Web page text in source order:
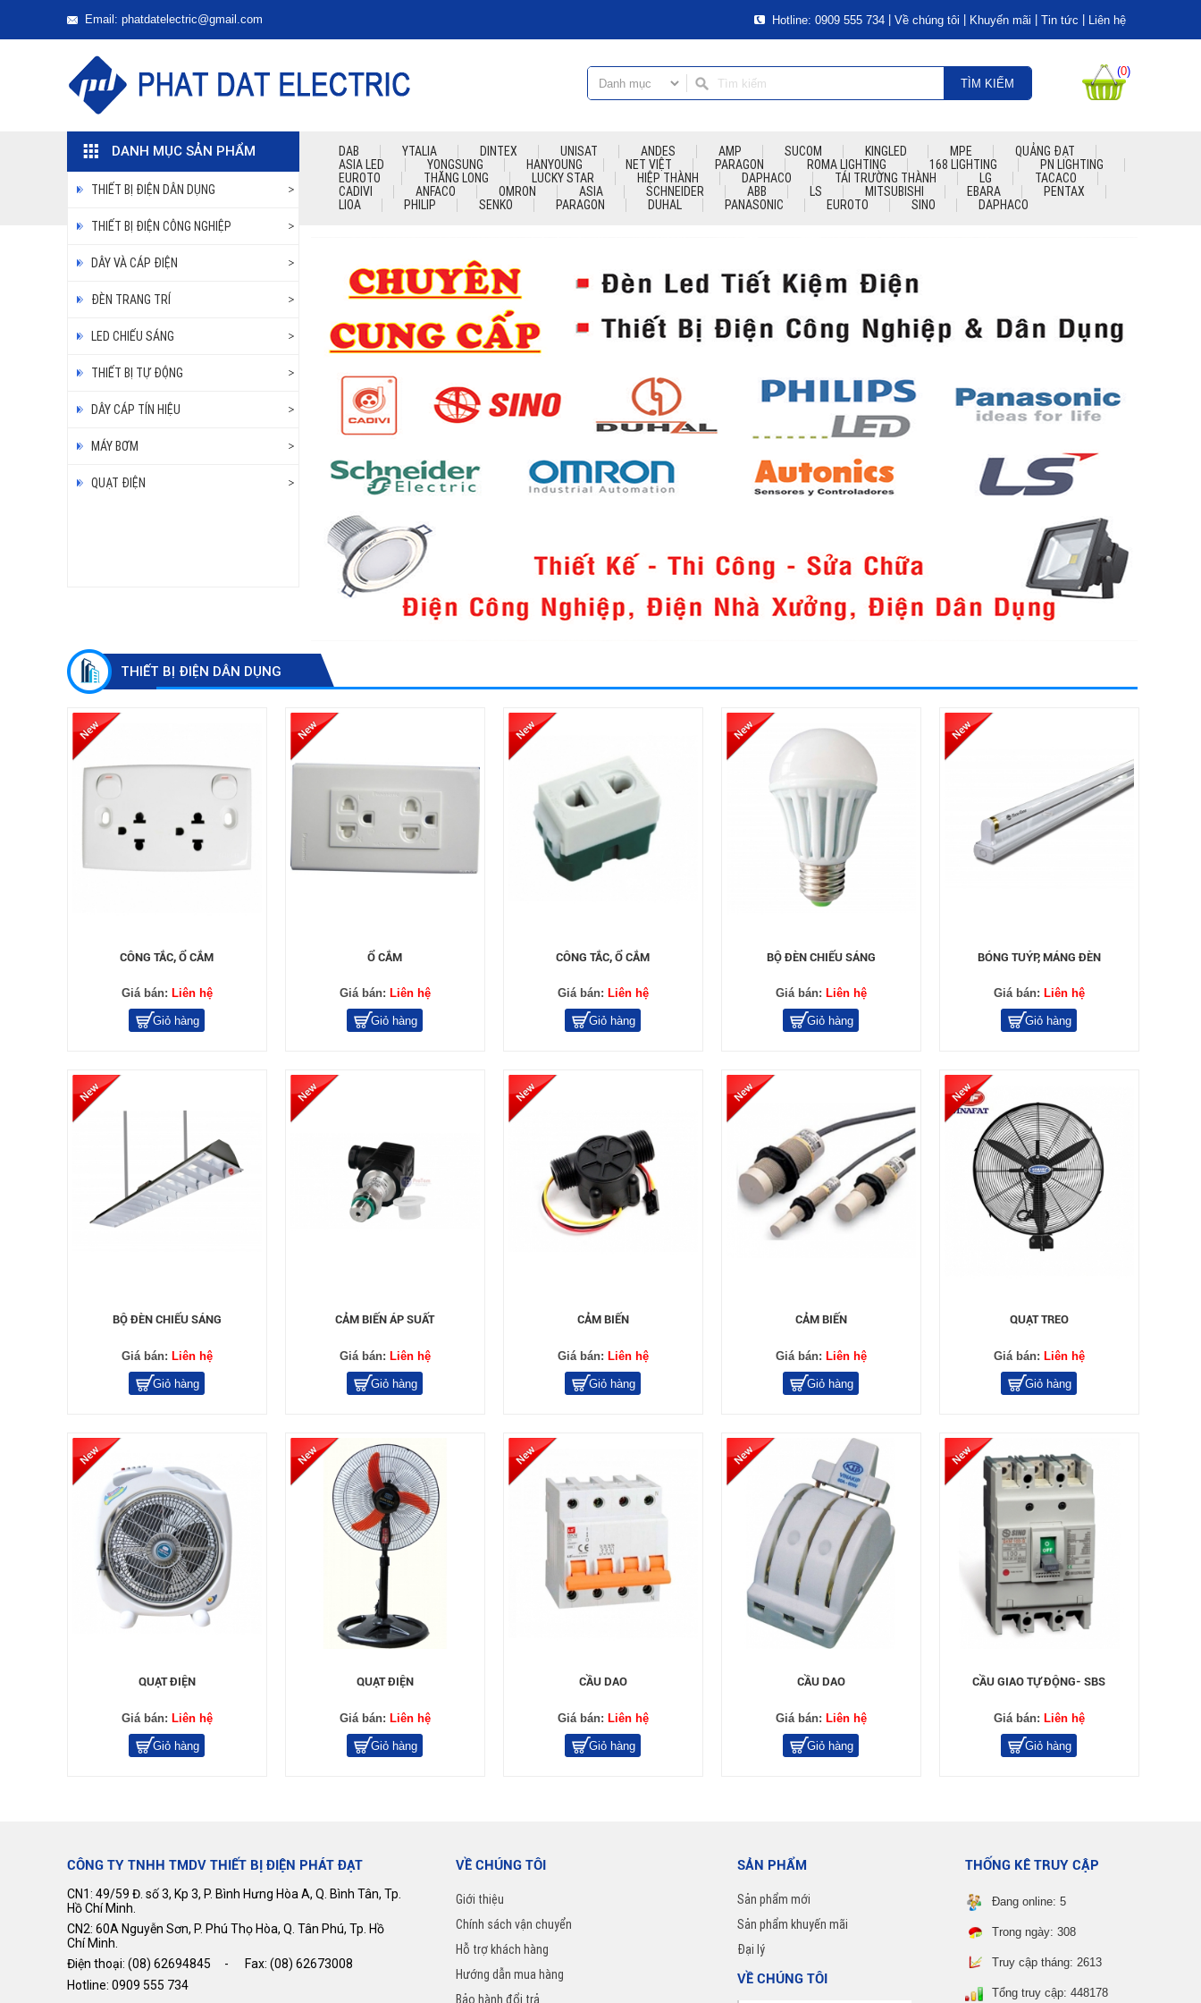
Email: phatdatelectric@gmail.com Hotline: 0909 555 734| Về chúng tôi Khuyến mãi Tin tức Liên hệ
TÌM KIẾM
(0)
DANH MỤC SẢN PHẨM
THIẾT BỊ ĐIỆN DÂN DỤNG
THIẾT BỊ ĐIỆN CÔNG NGHIỆP
DÂY VÀ CÁP ĐIỆN
ĐÈN TRANG TRÍ
LED CHIẾU SÁNG
THIẾT BỊ TỰ ĐỘNG
DÂY CÁP TÍN HIỆU
MÁY BƠM
QUẠT ĐIỆN
DAB YTALIA DINTEX UNISAT ANDES AMP SUCOM KINGLED MPE
QUẢNG ĐẠT
ASIA LED
YONGSUNG HANYOUNG NET VIỆT PARAGON ROMA LIGHTING 168 LIGHTING
PN LIGHTING
EUROTO
THĂNG LONG LUCKY STAR HIỆP THÀNH DAPHACO TÁI TRƯỜNG THÀNH LG
TACACO
CADIVI
ANFACO OMRON ASIA SCHNEIDER ABB LS MITSUBISHI EBARA
PENTAX
LIOA
PHILIP SENKO PARAGON DUHAL PANASONIC EUROTO SINO DAPHACO
THIẾT BỊ ĐIỆN DÂN DỤNG
CÔNG TẮC, Ổ CẮM
Giá bán: Liên hệ
Giỏ hàng
Ổ CẮM
Giá bán: Liên hệ
Giỏ hàng
CÔNG TẮC, Ổ CẮM
Giá bán: Liên hệ
Giỏ hàng
BỘ ĐÈN CHIẾU SÁNG
Giá bán: Liên hệ
Giỏ hàng
BÓNG TUÝP, MÁNG ĐÈN
Giá bán: Liên hệ
Giỏ hàng
BỘ ĐÈN CHIẾU SÁNG
Giá bán: Liên hệ
Giỏ hàng
CẢM BIẾN ÁP SUẤT
Giá bán: Liên hệ
Giỏ hàng
CẢM BIẾN
Giá bán: Liên hệ
Giỏ hàng
CẢM BIẾN
Giá bán: Liên hệ
Giỏ hàng
QUẠT TREO
Giá bán: Liên hệ
Giỏ hàng
QUẠT ĐIỆN
Giá bán: Liên hệ
Giỏ hàng
QUẠT ĐIỆN
Giá bán: Liên hệ
Giỏ hàng
CẦU DAO
Giá bán: Liên hệ
Giỏ hàng
CẦU DAO
Giá bán: Liên hệ
Giỏ hàng
CẦU GIAO TỰ ĐỘNG- SBS
Giá bán: Liên hệ
Giỏ hàng
CÔNG TY TNHH TMDV THIẾT BỊ ĐIỆN PHÁT ĐẠT
CN1: 49/59 Đ. số 3, Kp 3, P. Bình Hưng Hòa A, Q. Bình Tân, Tp.
Hồ Chí Minh.
CN2: 60A Nguyễn Sơn, P. Phú Thọ Hòa, Q. Tân Phú, Tp. Hồ
Chí Minh.
Điện thoại: (08) 62694845 - Fax: (08) 62673008
Hotline: 0909 555 734
VỀ CHÚNG TÔI
Giới thiệu
Chính sách vận chuyển
Hỗ trợ khách hàng
Hướng dẫn mua hàng
Bảo hành đổi trả
SẢN PHẨM
Sản phẩm mới
Sản phẩm khuyến mãi
Đại lý
VỀ CHÚNG TÔI
THỐNG KÊ TRUY CẬP
Đang online: 5
Trong ngày: 308
Truy cập tháng: 2613
Tổng truy cập: 448178